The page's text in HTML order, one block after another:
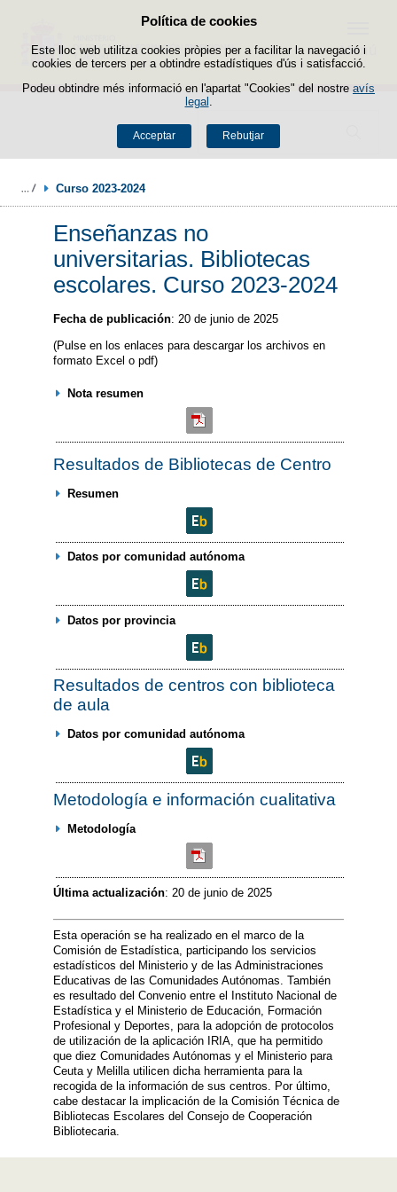
Política de cookies
Este lloc web utilitza cookies pròpies per a facilitar la navegació i
cookies de tercers per a obtindre estadístiques d'ús i satisfacció.
Podeu obtindre més informació en l'apartat "Cookies" del nostre avís
legal
Acceptar Rebutjar
Passar al contingut
Buscador
Menú
Curso 2023-2024
Enseñanzas no
universitarias. Bibliotecas
escolares. Curso 2023-2024
Fecha de publicación: 20 de junio de 2025
(Pulse en los enlaces para descargar los archivos en
formato Excel o pdf)
Nota resumen
Resultados de Bibliotecas de Centro
Resumen
Datos por comunidad autónoma
Datos por provincia
Resultados de centros con biblioteca
de aula
Datos por comunidad autónoma
Metodología e información cualitativa
Metodología
Última actualización: 20 de junio de 2025
Esta operación se ha realizado en el marco de la
Comisión de Estadística, participando los servicios
estadísticos del Ministerio y de las Administraciones
Educativas de las Comunidades Autónomas. También
es resultado del Convenio entre el Instituto Nacional de
Estadística y el Ministerio de Educación, Formación
Profesional y Deportes, para la adopción de protocolos
de utilización de la aplicación IRIA, que ha permitido
que diez Comunidades Autónomas y el Ministerio para
Ceuta y Melilla utilicen dicha herramienta para la
recogida de la información de sus centros. Por último,
cabe destacar la implicación de la Comisión Técnica de
Bibliotecas Escolares del Consejo de Cooperación
Bibliotecaria.